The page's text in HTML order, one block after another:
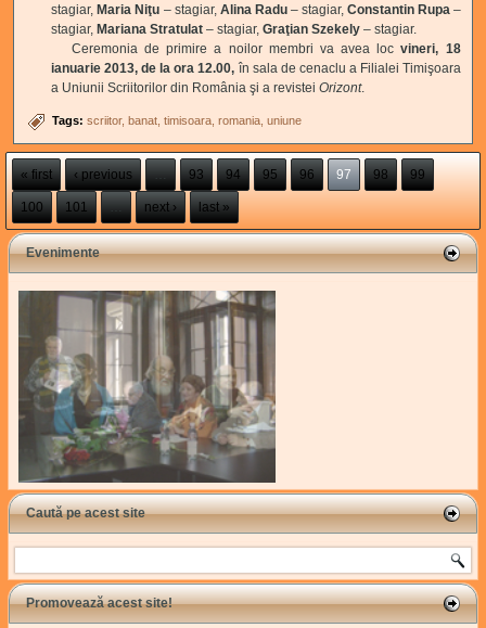
stagiar, Maria Niţu – stagiar, Alina Radu– stagiar, Constantin Rupa–
stagiar, Mariana Stratulat – stagiar,Graţian Szekely – stagiar.
Ceremonia de primire a noilor membri va avea locvineri, 18
ianuarie 2013, de la ora 12.00, în sala de cenaclu a Filialei Timişoara
a Uniunii Scriitorilor din România şi a revisteiOrizont.
Tags:scriitor banat timisoara romania uniune
Pages
« first ‹ previous … 93 94 95 96 97 98 99
100 101 … next › last »
Evenimente
Caută pe acest site
Search
Promovează acest site!